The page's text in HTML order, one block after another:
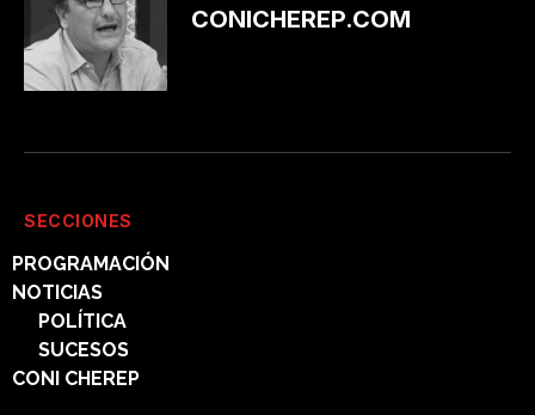
CONICHEREP.COM
SECCIONES
PROGRAMACIÓN
NOTICIAS
POLÍTICA
SUCESOS
CONI CHEREP